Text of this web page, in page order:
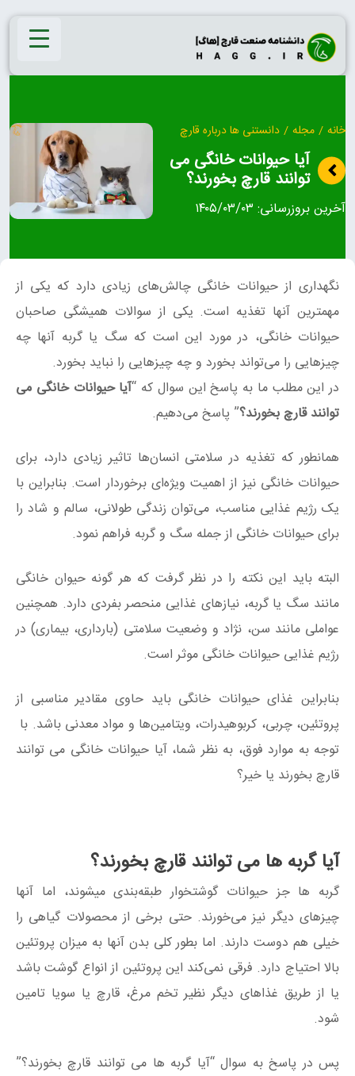
Skip
content
خانه / مجله / دانستنی ها درباره قارچ
آیا حیوانات خانگی می
توانند قارچ بخورند؟
آخرین بروزرسانی: ۱۴۰۵/۰۳/۰۳
نگهداری از حیوانات خانگی چالش‌های زیادی دارد که یکی از
مهمترین آنها تغذیه است. یکی از سوالات همیشگی صاحبان
حیوانات خانگی، در مورد این است که سگ یا گربه آنها چه
چیزهایی را می‌تواند بخورد و چه چیزهایی را نباید بخورد.
در این مطلب ما به پاسخ این سوال که “آیا حیوانات خانگی می
توانند قارچ بخورند؟” پاسخ می‌دهیم.
همانطور که تغذیه در سلامتی انسان‌ها تاثیر زیادی دارد، برای
حیوانات خانگی نیز از اهمیت ویژه‌ای برخوردار است. بنابراین با
یک رژیم غذایی مناسب، می‌توان زندگی طولانی، سالم و شاد را
برای حیوانات خانگی از جمله سگ و گربه فراهم نمود.
البته باید این نکته را در نظر گرفت که هر گونه حیوان خانگی
مانند سگ یا گربه، نیازهای غذایی منحصر بفردی دارد. همچنین
عواملی مانند سن، نژاد و وضعیت سلامتی (بارداری، بیماری) در
رژیم غذایی حیوانات خانگی موثر است.
بنابراین غذای حیوانات خانگی باید حاوی مقادیر مناسبی از
پروتئین، چربی، کربوهیدرات، ویتامین‌ها و مواد معدنی باشد. با
توجه به موارد فوق، به نظر شما، آیا حیوانات خانگی می توانند
قارچ بخورند یا خیر؟
آیا گربه ها می توانند قارچ بخورند؟
گربه ها جز حیوانات گوشتخوار طبقه‌بندی میشوند، اما آنها
چیزهای دیگر نیز می‌خورند. حتی برخی از محصولات گیاهی را
خیلی هم دوست دارند. اما بطور کلی بدن آنها به میزان پروتئین
بالا احتیاج دارد. فرقی نمی‌کند این پروتئین از انواع گوشت باشد
یا از طریق غذاهای دیگر نظیر تخم مرغ، قارچ یا سویا تامین
شود.
پس در پاسخ به سوال “آیا گربه ها می توانند قارچ بخورند؟”